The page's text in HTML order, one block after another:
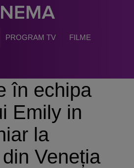
PROGRAM TV FILME
în echipa
Emily in
la
Veneția